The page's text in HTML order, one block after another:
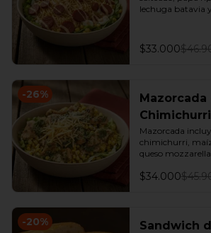
lechuga batavia
$33.000
-26%
Chimichurri
Mazorcada
chimichurri,
queso
$34.000
-20%
Sandwich